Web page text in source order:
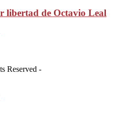
libertad de Octavio Leal
Reserved -